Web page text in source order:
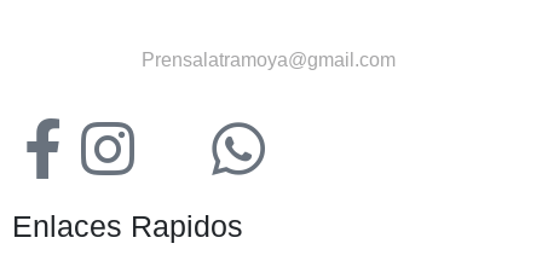
Prensalatramoya@gmail.com
Enlaces Rapidos